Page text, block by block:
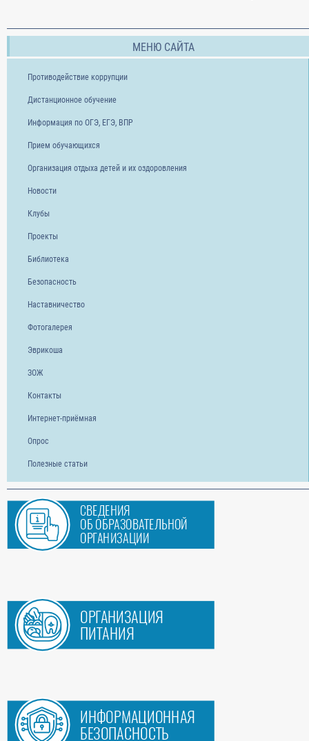
МЕНЮ САЙТА
Противодействие коррупции
Дистанционное обучение
Информация по ОГЭ, ЕГЭ, ВПР
Прием обучающихся
Организация отдыха детей и их оздоровления
Новости
Клубы
Проекты
Библиотека
Безопасность
Наставничество
Фотогалерея
Эврикоша
ЗОЖ
Контакты
Интернет-приёмная
Опрос
Полезные статьи